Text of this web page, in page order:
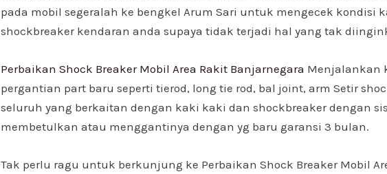
pada mobil segeralah ke bengkel Arum Sari untuk mengecek kondisi
shockbreaker kendaran anda supaya tidak terjadi hal yang tak
Perbaikan Shock Breaker Mobil Area Rakit Banjarnegara Menjalankan
pergantian part baru seperti tierod, long tie rod, bal joint, arm Setir
seluruh yang berkaitan dengan kaki kaki dan shockbreaker dengan
membetulkan atau menggantinya dengan yg baru garansi 3 bulan.
Tak perlu ragu untuk berkunjung ke Perbaikan Shock Breaker Mobil